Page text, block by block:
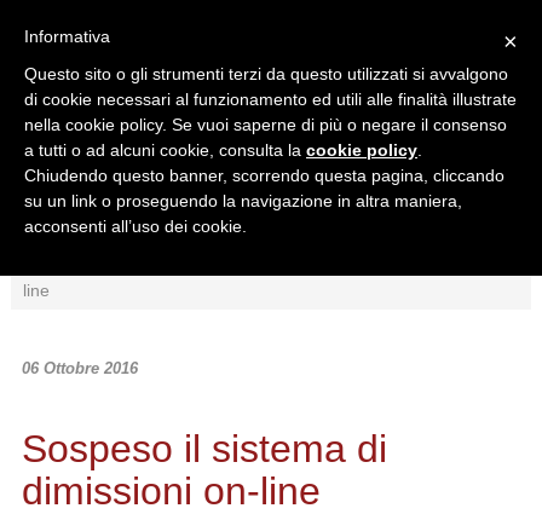
Ricerca in:
Sezione corrente
Tutto il sito
line
06 Ottobre 2016
Sospeso il sistema di
dimissioni on-line
×
Informativa
Questo sito o gli strumenti terzi da questo utilizzati si avvalgono
di cookie necessari al funzionamento ed utili alle finalità illustrate
nella cookie policy. Se vuoi saperne di più o negare il consenso
a tutti o ad alcuni cookie, consulta la cookie policy
Chiudendo questo banner, scorrendo questa pagina, cliccando
su un link o proseguendo la navigazione in altra maniera,
acconsenti all’uso dei cookie.